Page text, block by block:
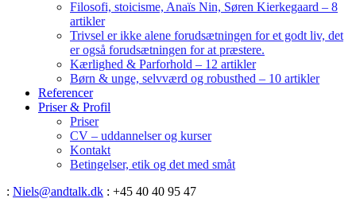
Filosofi, stoicisme, Anaïs Nin, Søren Kierkegaard – 8
artikler
Trivsel er ikke alene forudsætningen for et godt liv, det
er også forudsætningen for at præstere.
Kærlighed & Parforhold – 12 artikler
Børn & unge, selvværd og robusthed – 10 artikler
Referencer
Priser & Profil
Priser
CV – uddannelser og kurser
Kontakt
Betingelser, etik og det med småt
: Niels@andtalk.dk : +45 40 40 95 47